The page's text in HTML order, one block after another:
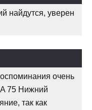
найдутся, уверен
очень
75 Нижний
так как